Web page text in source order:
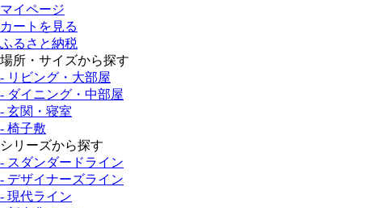
マイページ
カートを見る
ふるさと納税
場所・サイズから探す
- リビング・大部屋
- ダイニング・中部屋
- 玄関・寝室
- 椅子敷
シリーズから探す
- スダンダードライン
- デザイナーズライン
- 現代ライン